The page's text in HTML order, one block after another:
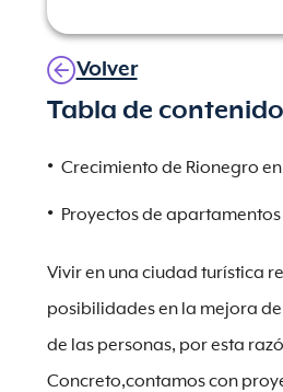
Volver
Tabla de contenido
Crecimiento de Rionegro
Proyectos de
Vivir en una ciudad turística
posibilidades en la mejora
de las personas, por esta
Concreto,contamos con